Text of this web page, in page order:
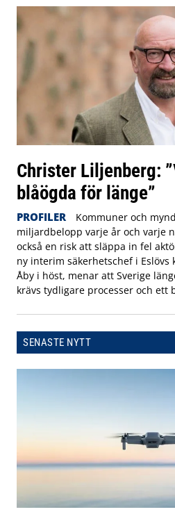
Christer Liljenberg:
blåögda för länge”
PROFILER
Kommuner och
miljardbelopp varje år och varje
också en risk att släppa in fel
ny interim säkerhetschef i Eslövs
Åby i höst, menar att Sverige
krävs tydligare processer och ett
SENASTE NYTT